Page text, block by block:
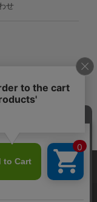
せ
性情報などの取得およ
いたします。詳細に